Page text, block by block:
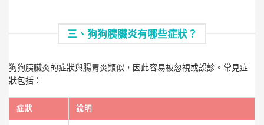
三、狗狗胰臟炎有哪些症狀？
狗狗胰臟炎的症狀與腸胃炎類似，因此容易被忽視或誤診。常見症
狀包括：
症狀 說明